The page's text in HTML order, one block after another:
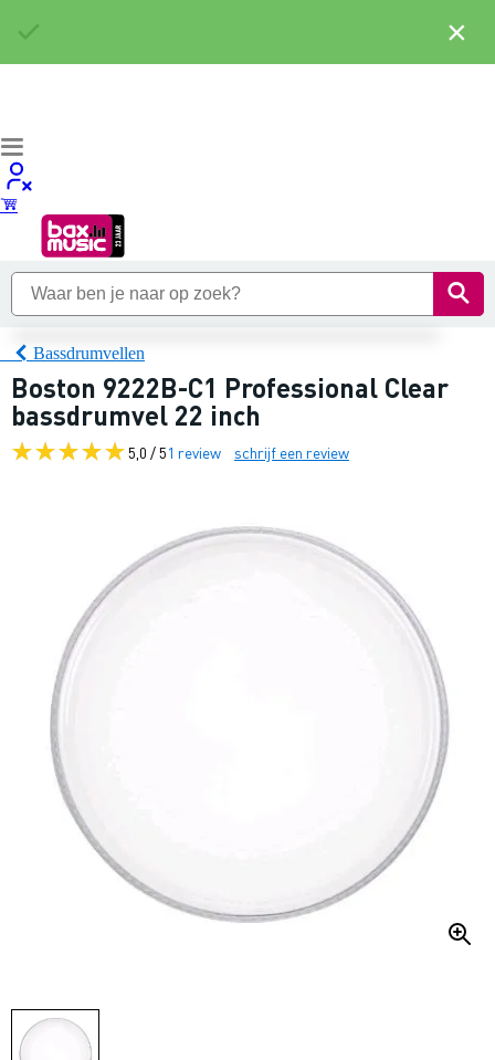
Bassdrumvellen
Boston 9222B-C1 Professional Clear
bassdrumvel 22 inch
5,0 / 51 review schrijf een review
×